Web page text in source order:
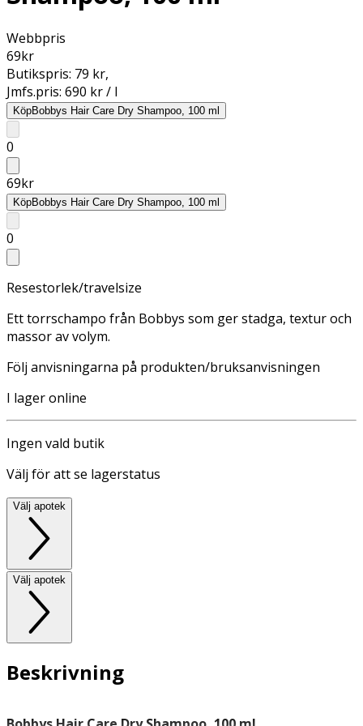
Webbpris
69kr
Butikspris: 79 kr,
Jmfs.pris: 690 kr / l
KöpBobbys Hair Care Dry Shampoo, 100 ml
0
69kr
KöpBobbys Hair Care Dry Shampoo, 100 ml
0
Resestorlek/travelsize
Ett torrschampo från Bobbys som ger stadga, textur och
massor av volym.
Följ anvisningarna på produkten/bruksanvisningen
I lager online
Ingen vald butik
Välj för att se lagerstatus
Välj apotek
Välj apotek
Beskrivning